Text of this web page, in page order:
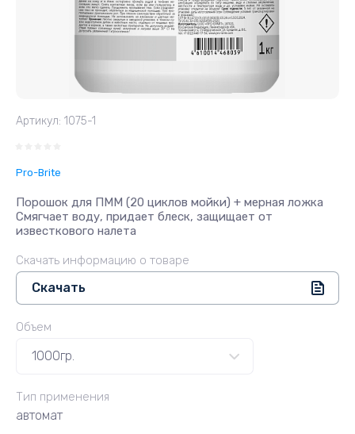
Артикул: 1075-1
Pro-Brite
Порошок для ПММ (20 циклов мойки) + мерная ложка
Смягчает воду, придает блеск, защищает от
известкового налета
Скачать информацию о товаре
Скачать
Объем
Тип применения
автомат